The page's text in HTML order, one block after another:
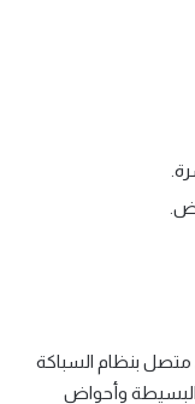
بنظام السباكة
البسيطة وأحواض